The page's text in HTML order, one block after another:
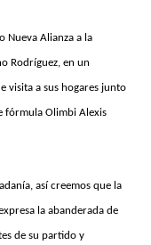
Nueva Alianza a la
Rodríguez, en un
visita a sus hogares junto
fórmula Olimbi Alexis
así creemos que la
la abanderada de
de su partido y